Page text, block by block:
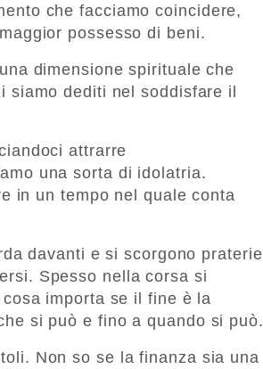
che facciamo coincidere,
possesso di beni.
dimensione spirituale che
siamo dediti nel soddisfare il
attrarre
una sorta di idolatria.
in un tempo nel quale conta
davanti e si scorgono praterie
Spesso nella corsa si
importa se il fine è la
si può e fino a quando si può.
Non so se la finanza sia una